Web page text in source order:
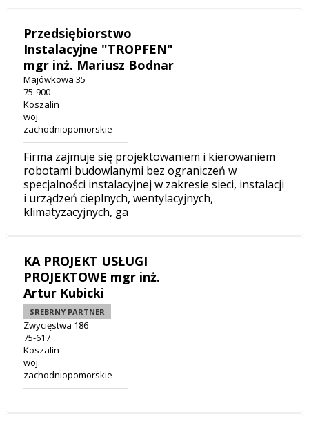
Przedsiębiorstwo
Instalacyjne "TROPFEN"
mgr inż. Mariusz Bodnar
Majówkowa 35
75-900
Koszalin
woj.
zachodniopomorskie
Firma zajmuje się projektowaniem i kierowaniem
robotami budowlanymi bez ograniczeń w
specjalności instalacyjnej w zakresie sieci, instalacji
i urządzeń cieplnych, wentylacyjnych,
klimatyzacyjnych, ga
KA PROJEKT USŁUGI
PROJEKTOWE mgr inż.
Artur Kubicki
SREBRNY PARTNER
Zwycięstwa 186
75-617
Koszalin
woj.
zachodniopomorskie